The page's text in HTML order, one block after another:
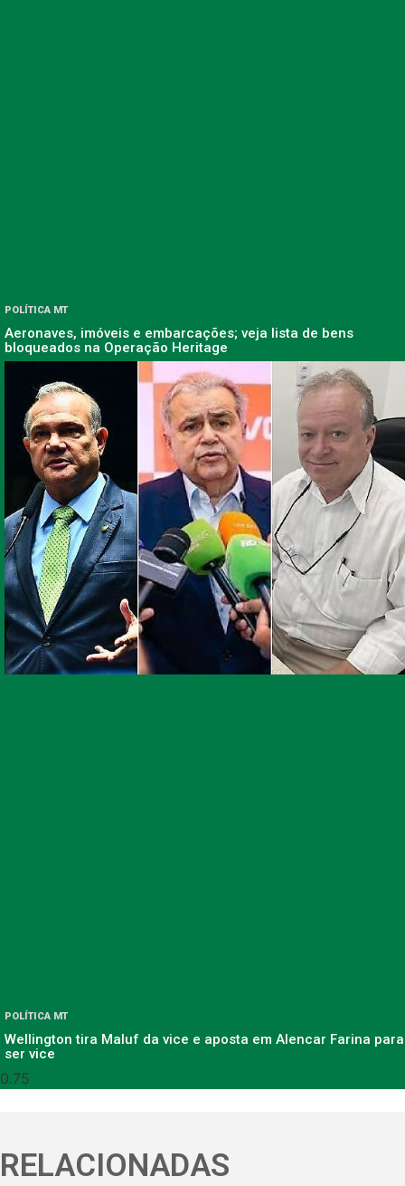
POLÍTICA MT
Aeronaves, imóveis e embarcações; veja lista de bens
bloqueados na Operação Heritage
POLÍTICA MT
Wellington tira Maluf da vice e aposta em Alencar Farina para
ser vice
RELACIONADAS